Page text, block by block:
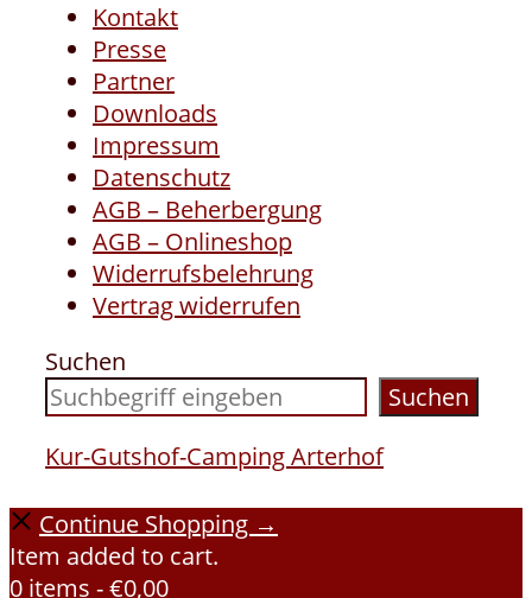
Kontakt
Presse
Partner
Downloads
Impressum
Datenschutz
AGB – Beherbergung
AGB – Onlineshop
Widerrufsbelehrung
Vertrag widerrufen
Suchen
Suchen
Kur-Gutshof-Camping Arterhof
Continue Shopping →
Item added to cart.
0 items -€0,00